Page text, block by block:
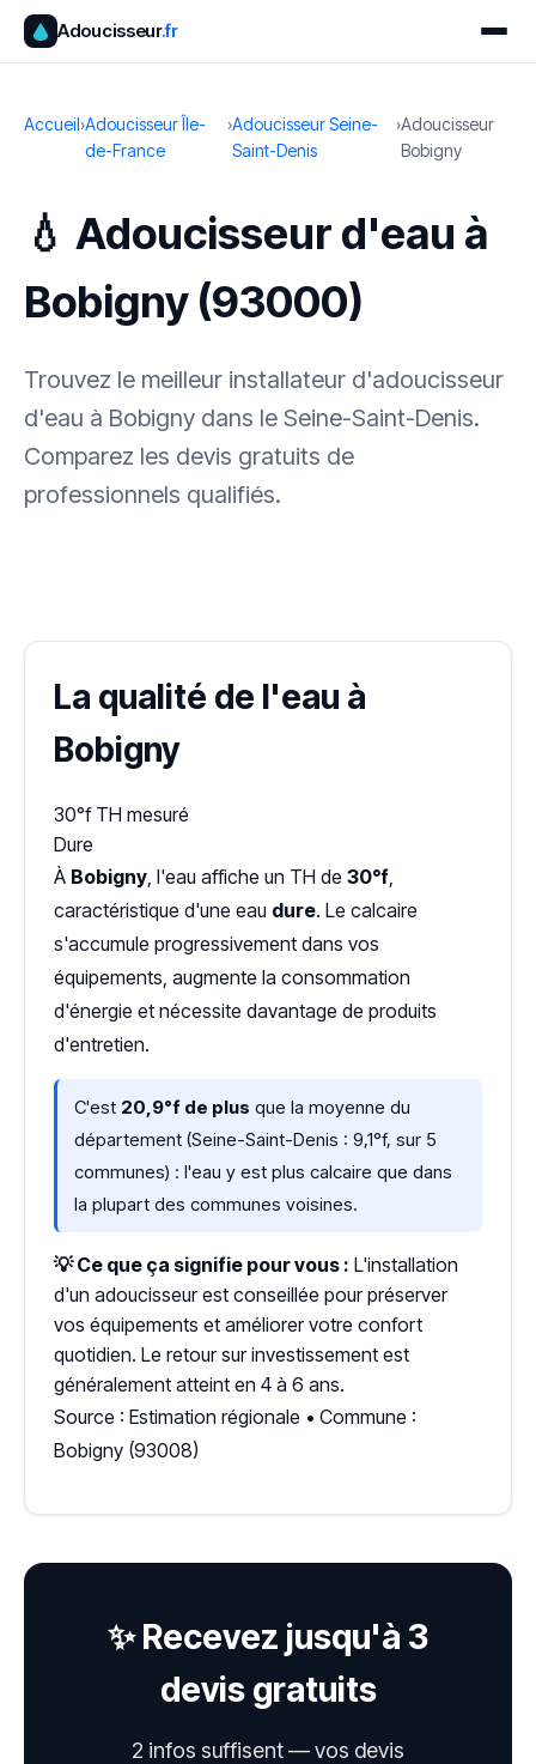
Adoucisseur.fr
Accueil›Adoucisseur Île-
de-France
›Adoucisseur Seine-
Saint-Denis
›Adoucisseur
Bobigny
💧 Adoucisseur d'eau à
Bobigny (93000)
Trouvez le meilleur installateur d'adoucisseur
d'eau à Bobigny dans le Seine-Saint-Denis.
Comparez les devis gratuits de
professionnels qualifiés.
La qualité de l'eau à
Bobigny
30°f TH mesuré
Dure
À Bobigny, l'eau affiche un TH de 30°f,
caractéristique d'une eau dure. Le calcaire
s'accumule progressivement dans vos
équipements, augmente la consommation
d'énergie et nécessite davantage de produits
d'entretien.
C'est 20,9°f de plus que la moyenne du
département (Seine-Saint-Denis : 9,1°f, sur 5
communes) : l'eau y est plus calcaire que dans
la plupart des communes voisines.
💡 Ce que ça signifie pour vous : L'installation
d'un adoucisseur est conseillée pour préserver
vos équipements et améliorer votre confort
quotidien. Le retour sur investissement est
généralement atteint en 4 à 6 ans.
Source : Estimation régionale • Commune :
Bobigny (93008)
✨ Recevez jusqu'à 3
devis gratuits
2 infos suffisent — vos devis